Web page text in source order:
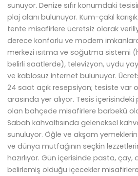
sunuyor. Denize sıfır konumdaki
plaj alanı bulunuyor. Kum-çakıl
tente misafirlere ücretsiz olarak
derece konforlu ve modern
merkezi ısıtma ve soğutma sistemi
belirli saatlerde), televizyon, uydu
ve kablosuz internet bulunuyor.
24 saat açık resepsiyon; tesiste var
arasında yer alıyor. Tesis
olan bahçede misafirlere barbekü
Sabah kahvaltısında geleneksel
sunuluyor. Öğle ve akşam
ve dünya mutfağının seçkin
hazırlıyor. Gün içerisinde pasta,
belirlemiş olduğu içecekler